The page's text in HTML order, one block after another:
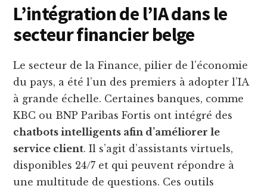
L’intégration de l’IA dans le
secteur financier belge
Le secteur de la Finance, pilier de l’économie
du pays, a été l’un des premiers à adopter l’IA
à grande échelle. Certaines banques, comme
KBC ou BNP Paribas Fortis ont intégré des
chatbots intelligents afin d’améliorer le
service client. Il s’agit d’assistants virtuels,
disponibles 24/7 et qui peuvent répondre à
une multitude de questions. Ces outils